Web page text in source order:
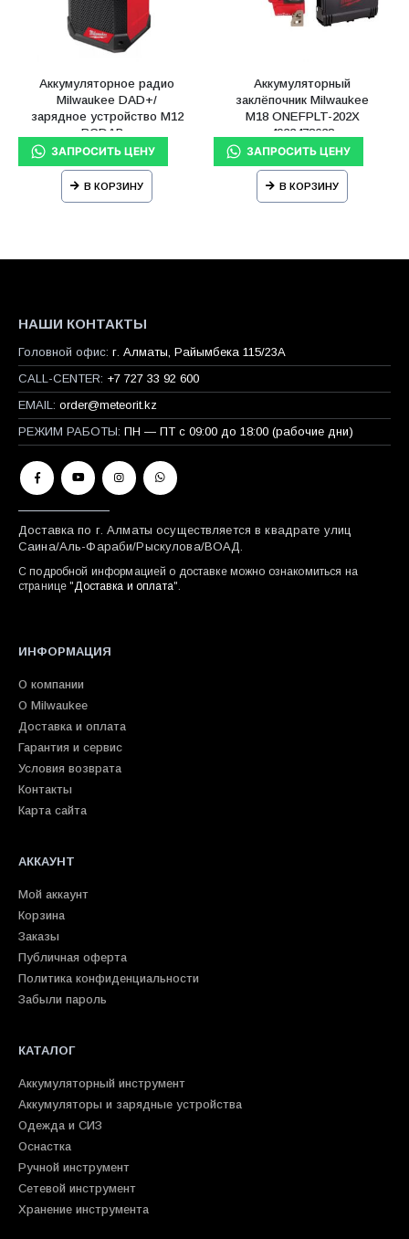
Аккумуляторное радио
Milwaukee DAD+/
зарядное устройство M12
RCDAB+
В КОРЗИНУ
Аккумуляторный
заклёпочник Milwaukee
M18 ONEFPLT-202X
4933478638
В КОРЗИНУ
НАШИ КОНТАКТЫ
Головной офис: г. Алматы, Райымбека 115/23A
CALL-CENTER: +7 727 33 92 600
EMAIL: order@meteorit.kz
РЕЖИМ РАБОТЫ: ПН — ПТ с 09:00 до 18:00 (рабочие дни)
Доставка по г. Алматы осуществляется в квадрате улиц
Саина/Аль-Фараби/Рыскулова/ВОАД.
С подробной информацией о доставке можно ознакомиться на
странице " Доставка и оплата".
ИНФОРМАЦИЯ
О компании
О Milwaukee
Доставка и оплата
Гарантия и сервис
Условия возврата
Контакты
Карта сайта
АККАУНТ
Мой аккаунт
Корзина
Заказы
Публичная оферта
Политика конфиденциальности
Забыли пароль
КАТАЛОГ
Аккумуляторный инструмент
Аккумуляторы и зарядные устройства
Одежда и СИЗ
Оснастка
Ручной инструмент
Сетевой инструмент
Хранение инструмента